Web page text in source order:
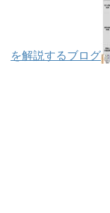
を解説するブログ